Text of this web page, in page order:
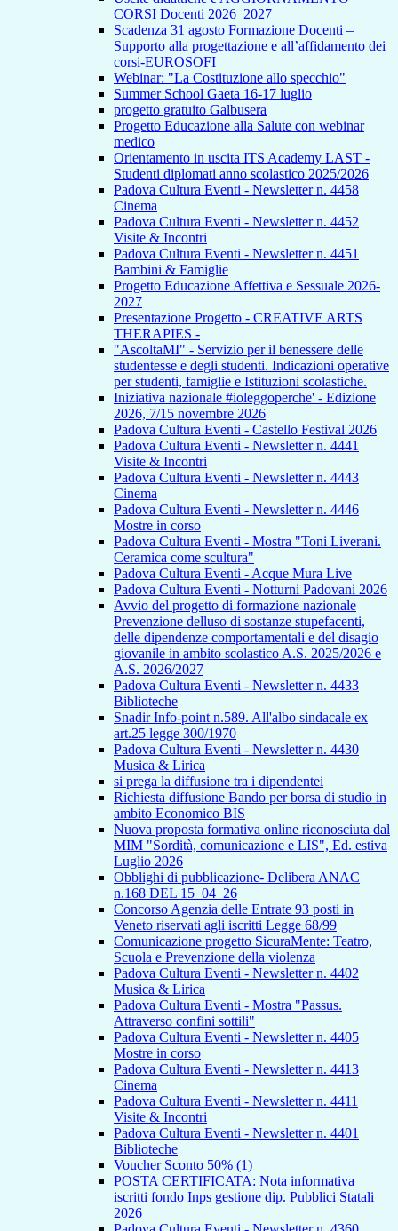
CORSI Docenti 2026_2027
Scadenza 31 agosto Formazione Docenti –
Supporto alla progettazione e all’affidamento dei
corsi-EUROSOFI
Webinar: "La Costituzione allo specchio"
Summer School Gaeta 16-17 luglio
progetto gratuito Galbusera
Progetto Educazione alla Salute con webinar
medico
Orientamento in uscita ITS Academy LAST -
Studenti diplomati anno scolastico 2025/2026
Padova Cultura Eventi - Newsletter n. 4458
Cinema
Padova Cultura Eventi - Newsletter n. 4452
Visite & Incontri
Padova Cultura Eventi - Newsletter n. 4451
Bambini & Famiglie
Progetto Educazione Affettiva e Sessuale 2026-
2027
Presentazione Progetto - CREATIVE ARTS
THERAPIES -
"AscoltaMI" - Servizio per il benessere delle
studentesse e degli studenti. Indicazioni operative
per studenti, famiglie e Istituzioni scolastiche.
Iniziativa nazionale #ioleggoperche' - Edizione
2026, 7/15 novembre 2026
Padova Cultura Eventi - Castello Festival 2026
Padova Cultura Eventi - Newsletter n. 4441
Visite & Incontri
Padova Cultura Eventi - Newsletter n. 4443
Cinema
Padova Cultura Eventi - Newsletter n. 4446
Mostre in corso
Padova Cultura Eventi - Mostra "Toni Liverani.
Ceramica come scultura"
Padova Cultura Eventi - Acque Mura Live
Padova Cultura Eventi - Notturni Padovani 2026
Avvio del progetto di formazione nazionale
Prevenzione delluso di sostanze stupefacenti,
delle dipendenze comportamentali e del disagio
giovanile in ambito scolastico A.S. 2025/2026 e
A.S. 2026/2027
Padova Cultura Eventi - Newsletter n. 4433
Biblioteche
Snadir Info-point n.589. All'albo sindacale ex
art.25 legge 300/1970
Padova Cultura Eventi - Newsletter n. 4430
Musica & Lirica
si prega la diffusione tra i dipendentei
Richiesta diffusione Bando per borsa di studio in
ambito Economico BIS
Nuova proposta formativa online riconosciuta dal
MIM "Sordità, comunicazione e LIS", Ed. estiva
Luglio 2026
Obblighi di pubblicazione- Delibera ANAC
n.168 DEL 15_04_26
Concorso Agenzia delle Entrate 93 posti in
Veneto riservati agli iscritti Legge 68/99
Comunicazione progetto SicuraMente: Teatro,
Scuola e Prevenzione della violenza
Padova Cultura Eventi - Newsletter n. 4402
Musica & Lirica
Padova Cultura Eventi - Mostra "Passus.
Attraverso confini sottili"
Padova Cultura Eventi - Newsletter n. 4405
Mostre in corso
Padova Cultura Eventi - Newsletter n. 4413
Cinema
Padova Cultura Eventi - Newsletter n. 4411
Visite & Incontri
Padova Cultura Eventi - Newsletter n. 4401
Biblioteche
Voucher Sconto 50% (1)
POSTA CERTIFICATA: Nota informativa
iscritti fondo Inps gestione dip. Pubblici Statali
2026